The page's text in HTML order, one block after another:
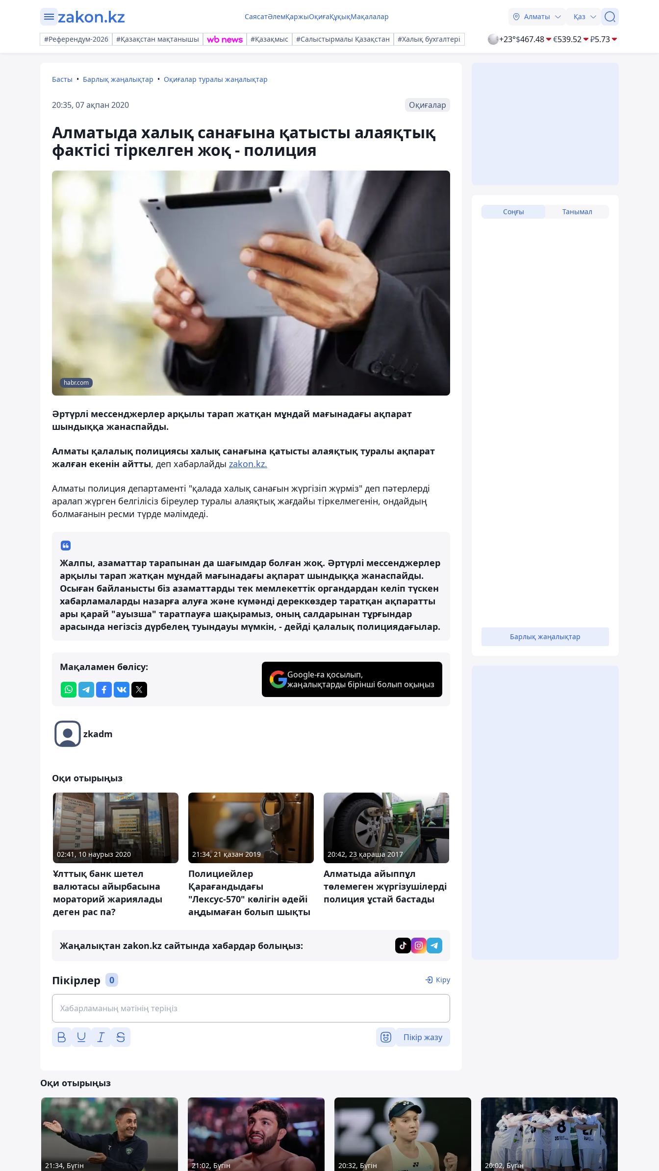
СаясатӘлемҚаржыОқиғаҚұқықМақалалар Алматы Қаз
#Референдум-2026 #Қазақстан мақтанышы #Қазақмыс #Салыстырмалы Қазақстан #Халық бухгалтері +23°$467.48 €539.52 ₽5.73
Басты Барлық жаңалықтар Оқиғалар туралы жаңалықтар
20:35, 07 ақпан 2020 Оқиғалар
Алматыда халық санағына қатысты алаяқтық
фактісі тіркелген жоқ - полиция
habr.com
Әртүрлі мессенджерлер арқылы тарап жатқан мұндай мағынадағы ақпарат
шындыққа жанаспайды.
Алматы қалалық полициясы халық санағына қатысты алаяқтық туралы ақпарат
жалған екенін айтты, деп хабарлайды zakon.kz.
Алматы полиция департаменті "қалада халық санағын жүргізіп жүрміз" деп пәтерлерді
аралап жүрген белгілісіз біреулер туралы алаяқтық жағдайы тіркелмегенін, ондайдың
болмағанын ресми түрде мәлімдеді.
Жалпы, азаматтар тарапынан да шағымдар болған жоқ. Әртүрлі мессенджерлер
арқылы тарап жатқан мұндай мағынадағы ақпарат шындыққа жанаспайды.
Осыған байланысты біз азаматтарды тек мемлекеттік органдардан келіп түскен
хабарламаларды назарға алуға және күмәнді дереккөздер таратқан ақпаратты
ары қарай "ауызша" таратпауға шақырамыз, оның салдарынан тұрғындар
арасында негізсіз дүрбелең туындауы мүмкін, - дейді қалалық полициядағылар.
Мақаламен бөлісу:
Google-ға қосылып,
жаңалықтарды бірінші болып оқыңыз
zkadm
Оқи отырыңыз
02:41, 10 наурыз 2020
Ұлттық банк шетел
валютасы айырбасына
мораторий жариялады
деген рас па?
21:34, 21 қазан 2019
Полициейлер
Қарағандыдағы
"Лексус-570" көлігін әдейі
аңдымаған болып шықты
20:42, 23 қараша 2017
Алматыда айыппұл
төлемеген жүргізушілерді
полиция ұстай бастады
Жаңалықтан zakon.kz сайтында хабардар болыңыз:
Пікірлер 0 Кіру
Пікір жазу
Соңғы Танымал
Барлық жаңалықтар
Оқи отырыңыз
21:34, Бүгін 21:02, Бүгін 20:32, Бүгін 20:02, Бүгін